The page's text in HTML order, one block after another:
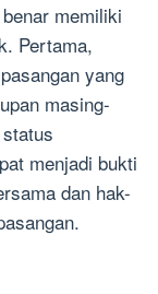
memiliki
Pertama,
yang
masing-
menjadi bukti
dan hak-